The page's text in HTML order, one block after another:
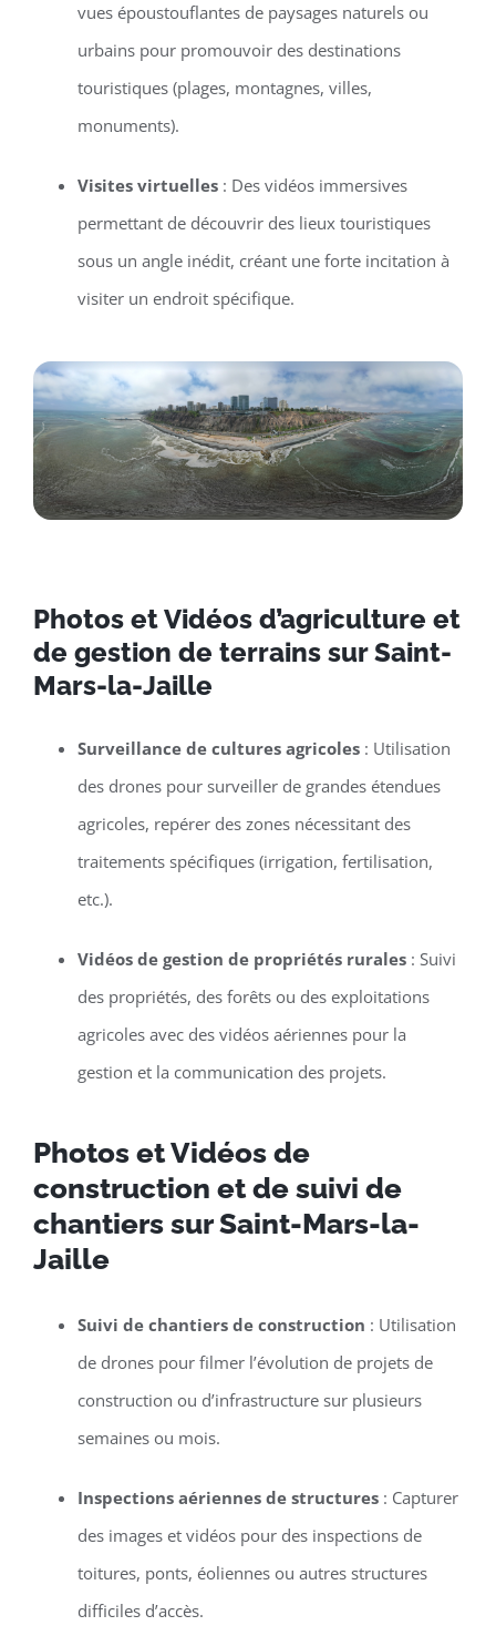
vues époustouflantes de paysages naturels ou
urbains pour promouvoir des destinations
touristiques (plages, montagnes, villes,
monuments).
Visites virtuelles: Des vidéos immersives
permettant de découvrir des lieux touristiques
sous un angle inédit, créant une forte incitation à
visiter un endroit spécifique.
Photos et Vidéos d’agriculture et
de gestion de terrains sur Saint-
Mars-la-Jaille
Surveillance de cultures agricoles: Utilisation
des drones pour surveiller de grandes étendues
agricoles, repérer des zones nécessitant des
traitements spécifiques (irrigation, fertilisation,
etc.).
Vidéos de gestion de propriétés rurales: Suivi
des propriétés, des forêts ou des exploitations
agricoles avec des vidéos aériennes pour la
gestion et la communication des projets.
Photos et Vidéos de
construction et de suivi de
chantiers sur Saint-Mars-la-
Jaille
Suivi de chantiers de construction : Utilisation
de drones pour filmer l’évolution de projets de
construction ou d’infrastructure sur plusieurs
semaines ou mois.
Inspections aériennes de structures: Capturer
des images et vidéos pour des inspections de
toitures, ponts, éoliennes ou autres structures
difficiles d’accès.